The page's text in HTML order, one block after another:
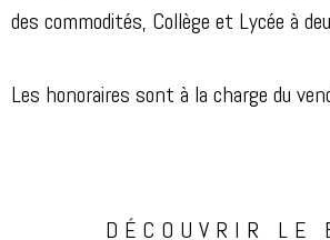
des commodités, Collège et Lycée à
Les honoraires sont à la charge du
DÉCOUVRIR LE